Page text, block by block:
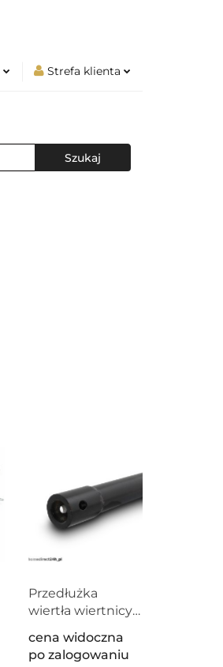
Strefa klienta
Dodaj zgłoszenie
Przedłużka
wiertła wiertnicy
cena widoczna
po zalogowaniu